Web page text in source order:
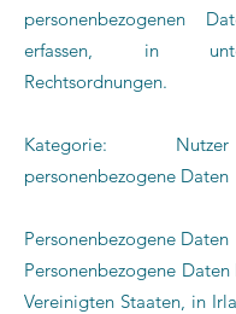
personenbezogenen
erfassen, in
Rechtsordnungen.
Kategorie:
personenbezogene Daten
Personenbezogene Daten
Personenbezogene
Vereinigten Staaten, in